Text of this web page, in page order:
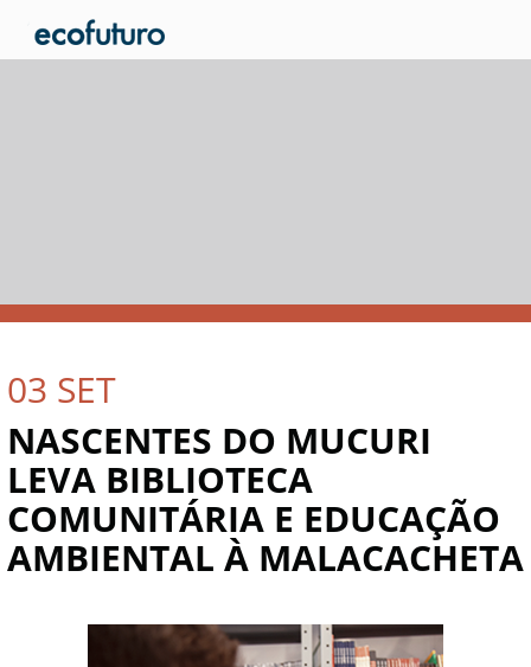
03 SET
NASCENTES DO MUCURI
LEVA BIBLIOTECA
COMUNITÁRIA E EDUCAÇÃO
AMBIENTAL À MALACACHETA